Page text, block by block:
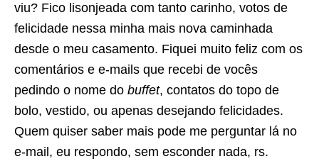
viu? Fico lisonjeada com tanto carinho, votos de
felicidade nessa minha mais nova caminhada
desde o meu casamento. Fiquei muito feliz com os
comentários e e-mails que recebi de vocês
pedindo o nome do buffet, contatos do topo de
bolo, vestido, ou apenas desejando felicidades.
Quem quiser saber mais pode me perguntar lá no
e-mail, eu respondo, sem esconder nada, rs.